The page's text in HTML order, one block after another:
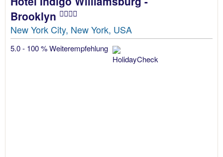
Brooklyn
New York City, New York, USA
5.0 - 100 % Weiterempfehlung